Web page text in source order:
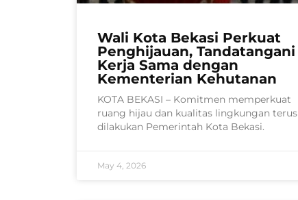
Wali Kota Bekasi Perkuat
Penghijauan, Tandatangani
Kerja Sama dengan
Kementerian Kehutanan
KOTA BEKASI – Komitmen memperkuat
ruang hijau dan kualitas lingkungan terus
dilakukan Pemerintah Kota Bekasi.
May 4, 2026